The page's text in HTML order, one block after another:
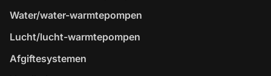
Water/water-warmtepompen
Lucht/lucht-warmtepompen
Afgiftesystemen